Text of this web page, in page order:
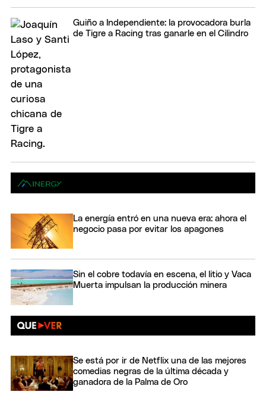
Guiño a Independiente: la provocadora burla
de Tigre a Racing tras ganarle en el Cilindro
La energía entró en una nueva era: ahora el
negocio pasa por evitar los apagones
Sin el cobre todavía en escena, el litio y Vaca
Muerta impulsan la producción minera
Se está por ir de Netflix una de las mejores
comedias negras de la última década y
ganadora de la Palma de Oro